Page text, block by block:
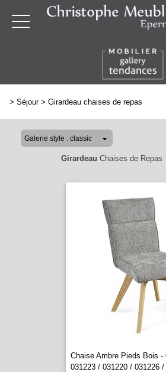
> Séjour> Girardeau chaises de repas
Girardeau Chaises de Repas
Chaise Ambre Pieds Bois -
031223 / 031220 / 031226